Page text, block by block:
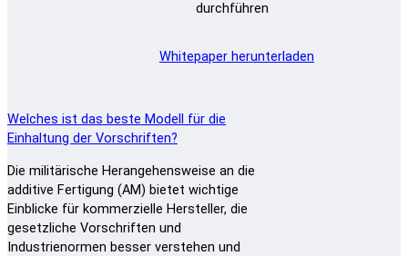
durchführen
Whitepaper herunterladen
Welches ist das beste Modell für die
Einhaltung der Vorschriften?
Die militärische Herangehensweise an die
additive Fertigung (AM) bietet wichtige
Einblicke für kommerzielle Hersteller, die
gesetzliche Vorschriften und
Industrienormen besser verstehen und